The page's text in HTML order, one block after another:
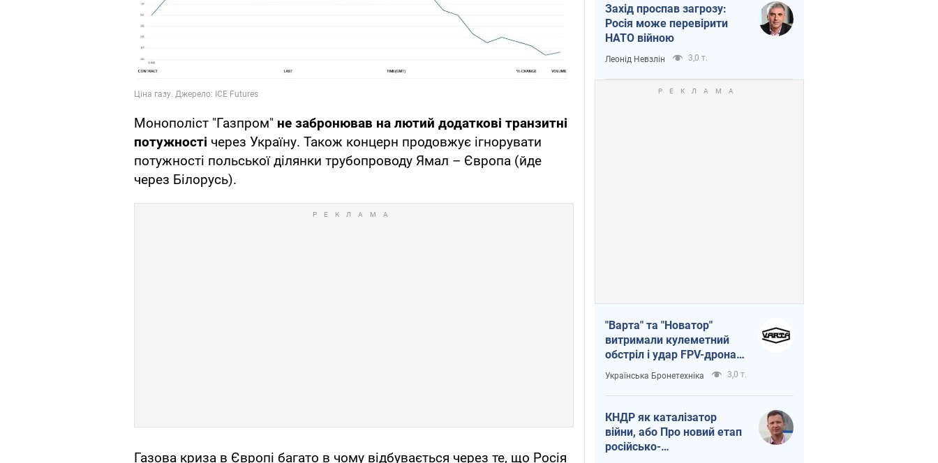
Монополіст "Газпром" не забронював на лютий додаткові транзитні
потужності через Україну. Також концерн продовжує ігнорувати
потужності польської ділянки трубопроводу Ямал – Європа (йде
через Білорусь).
Газова криза в Європі багато в чому відбувається через те, що Росія
Захід проспав загрозу:
Росія може перевірити
НАТО війною
Леонід Невзлін 3,0 т.
"Варта" та "Новатор"
витримали кулеметний
обстріл і удар FPV-дрона,
врятувавши життя
офіцеру ЗСУ
Українська Бронетехніка 3,0 т.
КНДР як каталізатор
війни, або Про новий етап
російсько-